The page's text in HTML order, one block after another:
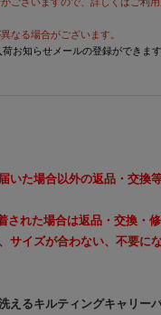
なる場合がございます。
お知らせメールの登録ができます
いた場合以外の返品・交換
れた場合は返品・交換・修
サイズが合わない、不要に
えるキルティングキャリーバ